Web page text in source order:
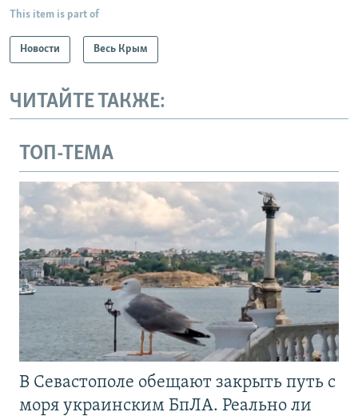
This item is part of
Новости Весь Крым
ЧИТАЙТЕ ТАКЖЕ:
ТОП-ТЕМА
В Севастополе обещают закрыть путь с
моря украинским БпЛА. Реально ли